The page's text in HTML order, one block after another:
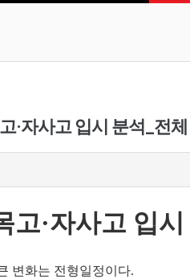
·자사고 입시 분석_전
고·자사고 입
변화는 전형일정이다.